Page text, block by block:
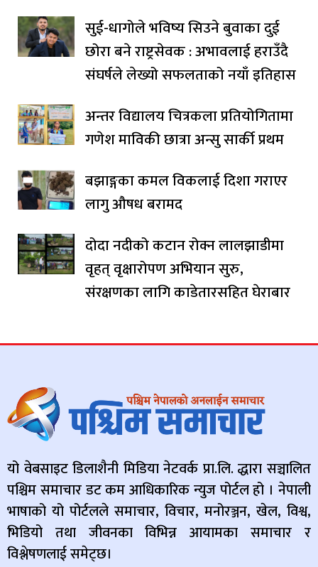
सुई-धागोले भविष्य सिउने बुवाका दुई
छोरा बने राष्ट्रसेवक : अभावलाई हराउँदै
संघर्षले लेख्यो सफलताको नयाँ इतिहास
अन्तर विद्यालय चित्रकला प्रतियोगितामा
गणेश माविकी छात्रा अन्सु सार्की प्रथम
बझाङ्गका कमल विकलाई दिशा गराएर
लागु औषध बरामद
दोदा नदीको कटान रोक्न लालझाडीमा
वृहत् वृक्षारोपण अभियान सुरु,
संरक्षणका लागि काडेतारसहित घेराबार
यो वेबसाइट डिलाशैनी मिडिया नेटवर्क प्रा.लि. द्धारा सञ्चालित
पश्चिम समाचार डट कम आधिकारिक न्युज पोर्टल हो । नेपाली
भाषाको यो पोर्टलले समाचार, विचार, मनोरञ्जन, खेल, विश्व,
भिडियो तथा जीवनका विभिन्न आयामका समाचार र
विश्लेषणलाई समेट्छ।